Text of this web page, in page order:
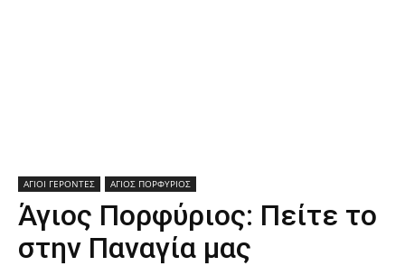
ΑΓΙΟΙ ΓΕΡΟΝΤΕΣ ΑΓΙΟΣ ΠΟΡΦΥΡΙΟΣ
Άγιος Πορφύριος: Πείτε το
στην Παναγία μας